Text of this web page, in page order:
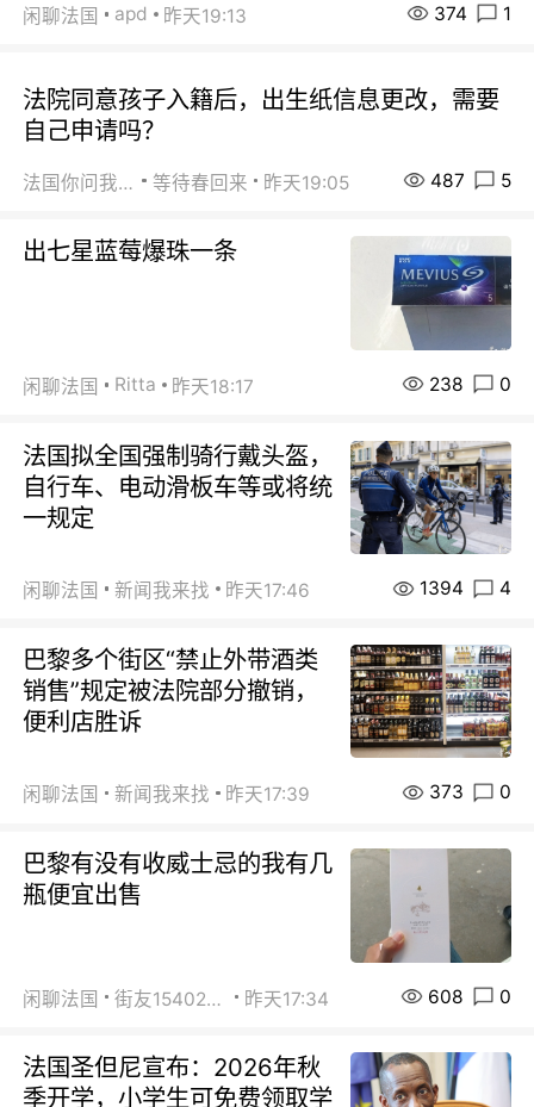
闲聊法国 apd 昨天19:13 374 1
法院同意孩子入籍后，出生纸信息更改，需要
自己申请吗？
法国你问我答 等待春回来 昨天19:05 487 5
出七星蓝莓爆珠一条
闲聊法国 Ritta 昨天18:17 238 0
法国拟全国强制骑行戴头盔，
自行车、电动滑板车等或将统
一规定
闲聊法国 新闻我来找 昨天17:46 1394 4
巴黎多个街区“禁止外带酒类
销售”规定被法院部分撤销，
便利店胜诉
闲聊法国 新闻我来找 昨天17:39 373 0
巴黎有没有收威士忌的我有几
瓶便宜出售
闲聊法国 街友15402223 昨天17:34 608 0
法国圣但尼宣布：2026年秋
季开学，小学生可免费领取学